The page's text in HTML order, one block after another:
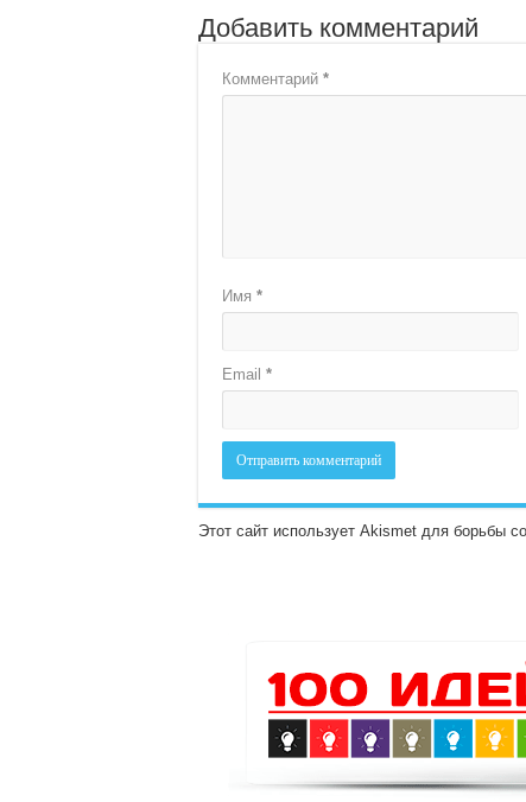
Добавить комментарий
Комментарий *
Имя *
Email *
Этот сайт использует Akismet для борьбы